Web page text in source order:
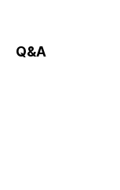
Q&A